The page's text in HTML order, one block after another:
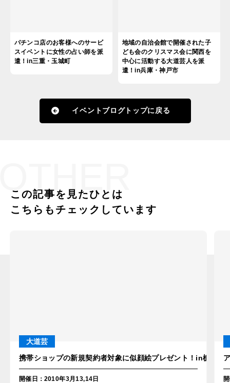
パチンコ店のお客様へのサービ
スイベントに女性の占い師を派
遣！in三重・玉城町
地域の自治会館で開催された子
ども会のクリスマス会に関西を
中心に活動する大道芸人を派
遣！in兵庫・神戸市
イベントブログトップに戻る
この記事を見たひとは
こちらもチェックしています
大道芸
携帯ショップの新規契約者対象に似顔絵プレゼント！in栃木・
開催日 ：2010年3月13,14日